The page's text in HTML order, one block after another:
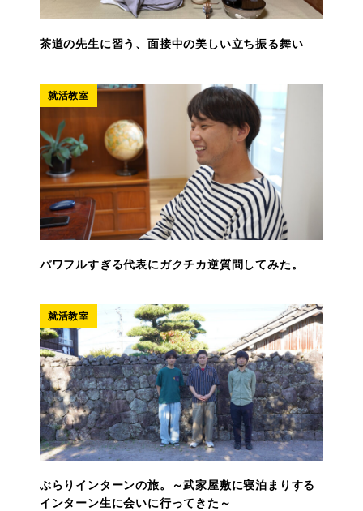
茶道の先生に習う、面接中の美しい立ち振る舞い
就活教室
パワフルすぎる代表にガクチカ逆質問してみた。
就活教室
ぶらりインターンの旅。～武家屋敷に寝泊まりする
インターン生に会いに行ってきた～